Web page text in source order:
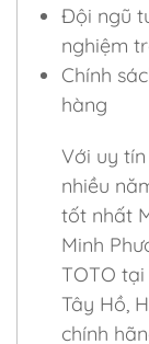
Đội ngũ
nghiệm
Chính
hàng
Với uy
nhiều
tốt nhất
Minh
TOTO tại
Tây Hồ,
chính